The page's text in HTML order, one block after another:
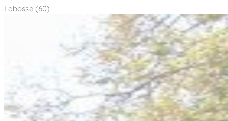
Labosse (60)